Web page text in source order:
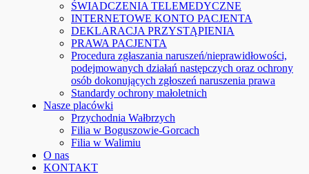
ŚWIADCZENIA TELEMEDYCZNE
INTERNETOWE KONTO PACJENTA
DEKLARACJA PRZYSTĄPIENIA
PRAWA PACJENTA
Procedura zgłaszania naruszeń/nieprawidłowości,
podejmowanych działań następczych oraz ochrony
osób dokonujących zgłoszeń naruszenia prawa
Standardy ochrony małoletnich
Nasze placówki
Przychodnia Wałbrzych
Filia w Boguszowie-Gorcach
Filia w Walimiu
O nas
KONTAKT